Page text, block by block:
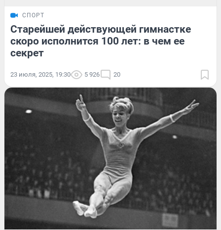
СПОРТ
Старейшей действующей гимнастке
скоро исполнится 100 лет: в чем ее
секрет
23 июля, 2025, 19:30 5 926 20